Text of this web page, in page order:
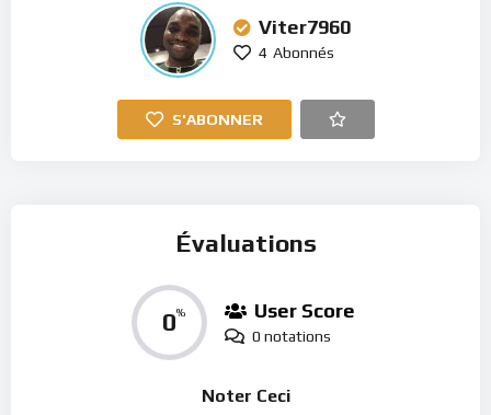
Viter7960
4 Abonnés
S'ABONNER
Évaluations
0% User Score
0 notations
Noter Ceci